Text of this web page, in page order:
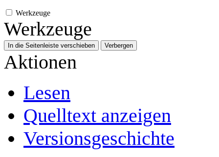
Werkzeuge
Werkzeuge
In die Seitenleiste verschieben Verbergen
Aktionen
Lesen
Quelltext anzeigen
Versionsgeschichte